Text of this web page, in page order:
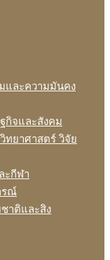
และความมันคง
กิจและสังคม
ทยาศาสตร์ วิจัย
ะกีฬา
รณ์
าติและสิง